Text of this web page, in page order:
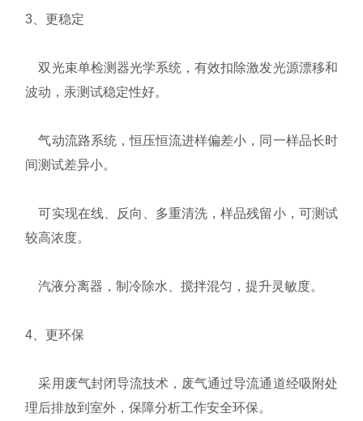
3、更稳定
双光束单检测器光学系统，有效扣除激发光源漂移和
波动，汞测试稳定性好。
气动流路系统，恒压恒流进样偏差小，同一样品长时
间测试差异小。
可实现在线、反向、多重清洗，样品残留小，可测试
较高浓度。
汽液分离器，制冷除水、搅拌混匀，提升灵敏度。
4、更环保
采用废气封闭导流技术，废气通过导流通道经吸附处
理后排放到室外，保障分析工作安全环保。